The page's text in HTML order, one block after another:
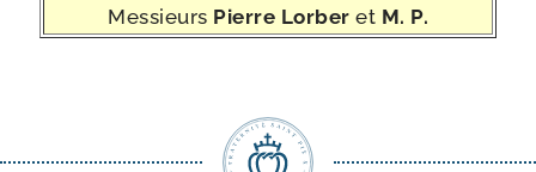
Messieurs Pierre Lorber et M. P.